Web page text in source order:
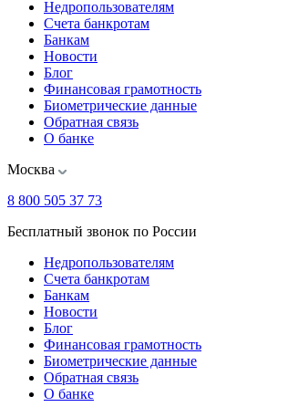
Недропользователям
Счета банкротам
Банкам
Новости
Блог
Финансовая грамотность
Биометрические данные
Обратная связь
О банке
Москва
8 800 505 37 73
Бесплатный звонок по России
Недропользователям
Счета банкротам
Банкам
Новости
Блог
Финансовая грамотность
Биометрические данные
Обратная связь
О банке